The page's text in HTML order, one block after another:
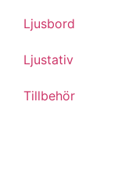
Ljusbord
Ljustativ
Tillbehör